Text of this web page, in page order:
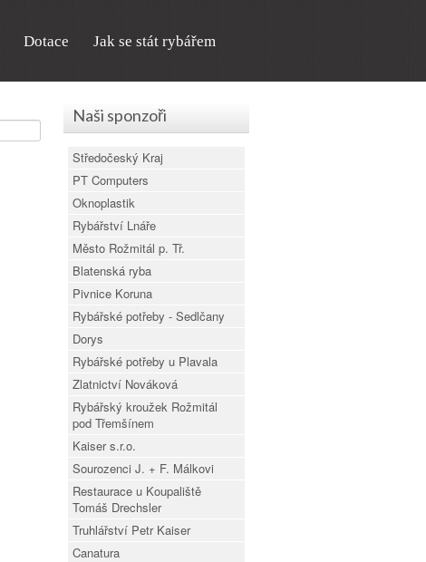
Dotace Jak se stát rybářem
Naši sponzoři
Středočeský Kraj
PT Computers
Oknoplastik
Rybářství Lnáře
Město Rožmitál p. Tř.
Blatenská ryba
Pivnice Koruna
Rybářské potřeby - Sedlčany
Dorys
Rybářské potřeby u Plavala
Zlatnictví Nováková
Rybářský kroužek Rožmitál
pod Třemšínem
Kaiser s.r.o.
Sourozenci J. + F. Málkovi
Restaurace u Koupaliště
Tomáš Drechsler
Truhlářství Petr Kaiser
Canatura